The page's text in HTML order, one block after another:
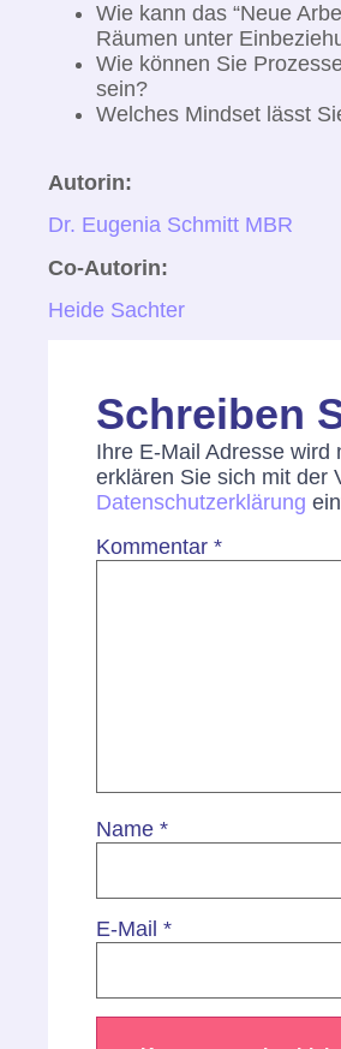
Wie kann das “Neue
Räumen unter
Wie können Sie
sein?
Welches Mindset lässt
Autorin:
Dr. Eugenia Schmitt MBR
Co-Autorin:
Heide Sachter
Schreiben
Ihre E-Mail Adresse wird
erklären Sie sich mit der
Datenschutzerklärung
Kommentar *
Name *
E-Mail *